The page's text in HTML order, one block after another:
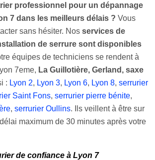
professionnel pour un dépannage
7 dans les meilleurs délais ? Vous
sans hésiter. Nosservices de
de serrure sont disponibles
équipes de techniciens se rendent à
7eme, La Guillotière, Gerland, saxe
: Lyon 2, Lyon 3, Lyon 6, Lyon 8,serrurier
Saint Fons,serrurier pierre bénite,
,serrurier Oullins. Ils veillent à être sur
maximum de 30 minutes après votre
de confiance à Lyon 7